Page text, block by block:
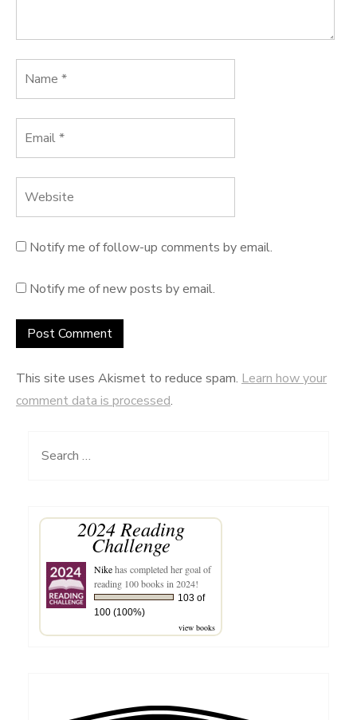
Notify me of follow-up comments by email.
Notify me of new posts by email.
This site uses Akismet to reduce spam. Learn how your
comment data is processed.
Search
2024 Reading
Challenge
Nikehas completed her goal of
reading 100 books in 2024!
103 of
100 (100%)
view books